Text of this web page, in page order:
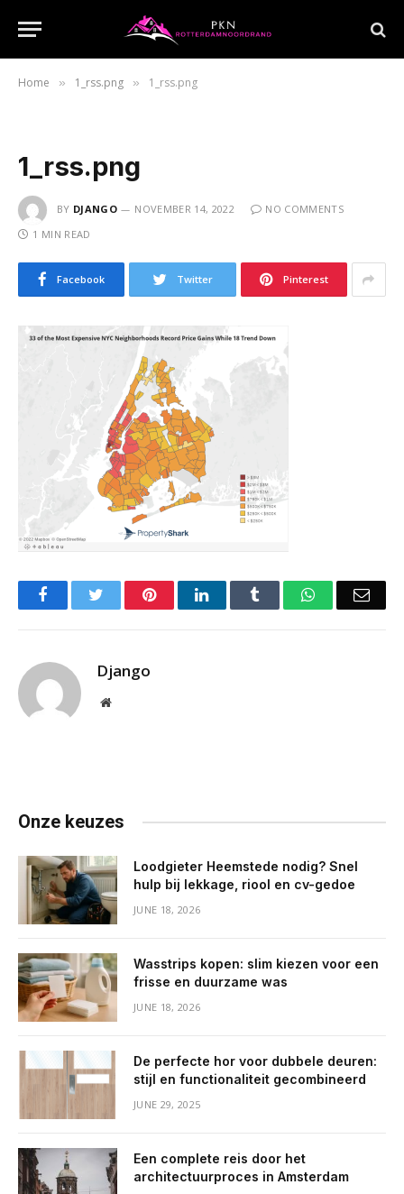
Home » 1_rss.png » 1_rss.png
1_rss.png
BY DJANGO NOVEMBER 14, 2022
NO COMMENTS
1 MIN READ
Facebook Twitter Pinterest
FacebookTwitter PinterestLinkedIn Tumblr WhatsApp
Django
Website
Onze keuzes
Loodgieter Heemstede nodig? Snel
hulp bij lekkage, riool en cv-gedoe
JUNE 18, 2026
Wasstrips kopen: slim kiezen voor een
frisse en duurzame was
JUNE 18, 2026
De perfecte hor voor dubbele deuren:
stijl en functionaliteit gecombineerd
JUNE 29, 2025
Een complete reis door het
architectuurproces in Amsterdam